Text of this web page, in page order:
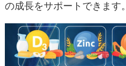
の成長をサポートできます。